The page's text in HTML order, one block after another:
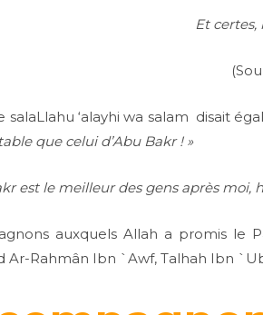
Et certes,
salaLlahu ‘alayhi wa salam disait
que celui d’Abu Bakr ! »
est le meilleur des gens après moi,
auxquels Allah a promis le
Ar-Rahmân Ibn `Awf, Talhah Ibn